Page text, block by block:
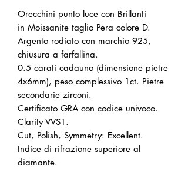
Orecchini punto luce con Brillanti
in Moissanite taglio Pera colore D.
Argento rodiato con marchio 925,
chiusura a farfallina.
0.5 carati cadauno (dimensione pietre
4x6mm), peso complessivo 1ct. Pietre
secondarie zirconi.
Certificato GRA con codice univoco.
Clarity VVS1.
Cut, Polish, Symmetry: Excellent.
Indice di rifrazione superiore al
diamante.